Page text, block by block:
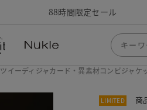
88時間限定セール
ツイーディジャカード・異素材コンビジャケ
LIMITED 商